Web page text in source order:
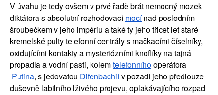
V úvahu je tedy ovšem v prvé řadě brát nemocný mozek
diktátora s absolutní rozhodovací mocí nad posledním
šroubečkem v jeho impériu a také ty jeho třicet let staré
kremelské pulty telefonní centrály s mačkacími číselníky,
oxidujícími kontakty a mysteriózními knoflíky na tajná
propadla a vodní pasti, kolemtelefonního operátora
Putina, s jedovatou Difenbachií v pozadí jeho předlouze
duševně labilního lživého projevu, oplakávajícího rozpad